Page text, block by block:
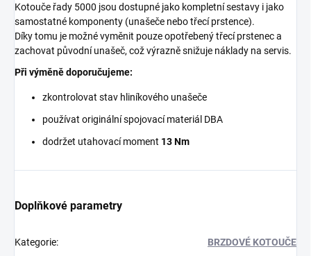
Kotouče řady 5000 jsou dostupné jako kompletní sestavy i jako
samostatné komponenty (unašeče nebo třecí prstence).
Díky tomu je možné vyměnit pouze opotřebený třecí prstenec a
zachovat původní unašeč, což výrazně snižuje náklady na servis.
Při výměně doporučujeme:
zkontrolovat stav hliníkového unašeče
používat originální spojovací materiál DBA
dodržet utahovací moment 13 Nm
Doplňkové parametry
Kategorie: BRZDOVÉ KOTOUČE